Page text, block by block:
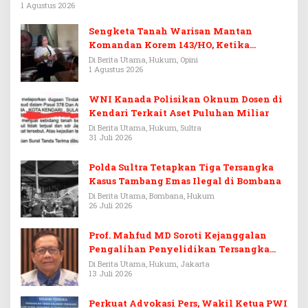
1 Agustus 2026
Sengketa Tanah Warisan Mantan
Komandan Korem 143/HO, Ketika
Warisan Menjadi Arena Pemerasan
Di Berita Utama, Hukum, Opini
1 Agustus 2026
WNI Kanada Polisikan Oknum Dosen di
Kendari Terkait Aset Puluhan Miliar
Di Berita Utama, Hukum, Sultra
31 Juli 2026
Polda Sultra Tetapkan Tiga Tersangka
Kasus Tambang Emas Ilegal di Bombana
Di Berita Utama, Bombana, Hukum
26 Juli 2026
Prof. Mahfud MD Soroti Kejanggalan
Pengalihan Penyelidikan Tersangka
Febrie Adriansyah
Di Berita Utama, Hukum, Jakarta
13 Juli 2026
Perkuat Advokasi Pers, Wakil Ketua PWI